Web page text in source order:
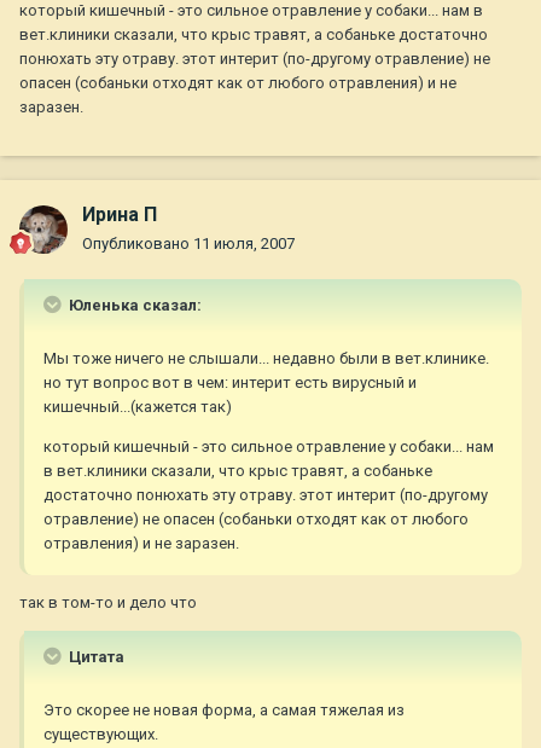
который кишечный - это сильное отравление у собаки... нам в
вет.клиники сказали, что крыс травят, а собаньке достаточно
понюхать эту отраву. этот интерит (по-другому отравление) не
опасен (собаньки отходят как от любого отравления) и не
заразен.
Ирина П
Опубликовано 11 июля, 2007
Юленька сказал:
Мы тоже ничего не слышали... недавно были в вет.клинике.
но тут вопрос вот в чем: интерит есть вирусный и
кишечный...(кажется так)
который кишечный - это сильное отравление у собаки... нам
в вет.клиники сказали, что крыс травят, а собаньке
достаточно понюхать эту отраву. этот интерит (по-другому
отравление) не опасен (собаньки отходят как от любого
отравления) и не заразен.
так в том-то и дело что
Цитата
Это скорее не новая форма, а самая тяжелая из
существующих.